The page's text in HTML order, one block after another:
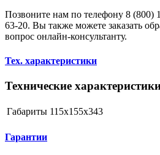
Позвоните нам по телефону 8 (800)
63-20. Вы также можете заказать
вопрос онлайн-консультанту.
Тех. характеристики
Технические
Габариты 115x155x343
Гарантии